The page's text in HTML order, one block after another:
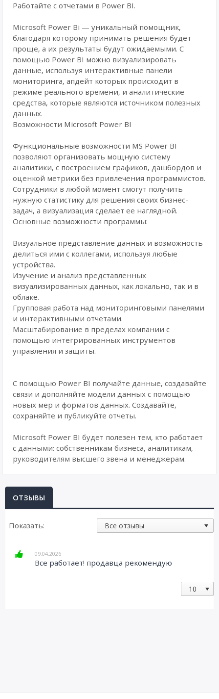
Работайте с отчетами в Power BI.
Microsoft Power Bi — уникальный помощник,
благодаря которому принимать решения будет
проще, а их результаты будут ожидаемыми. С
помощью Power BI можно визуализировать
данные, используя интерактивные панели
мониторинга, апдейт которых происходит в
режиме реального времени, и аналитические
средства, которые являются источником полезных
данных.
Возможности Microsoft Power BI
Функциональные возможности MS Power BI
позволяют организовать мощную систему
аналитики, с построением графиков, дашбордов и
оценкой метрики без привлечения программистов.
Сотрудники в любой момент смогут получить
нужную статистику для решения своих бизнес-
задач, а визуализация сделает ее наглядной.
Основные возможности программы:
Визуальное представление данных и возможность
делиться ими с коллегами, используя любые
устройства.
Изучение и анализ представленных
визуализированных данных, как локально, так и в
облаке.
Групповая работа над мониторинговыми панелями
и интерактивными отчетами.
Масштабирование в пределах компании с
помощью интегрированных инструментов
управления и защиты.
С помощью Power BI получайте данные, создавайте
связи и дополняйте модели данных с помощью
новых мер и форматов данных. Создавайте,
сохраняйте и публикуйте отчеты.
Microsoft Power BI будет полезен тем, кто работает
с данными: собственникам бизнеса, аналитикам,
руководителям высшего звена и менеджерам.
ОТЗЫВЫ
Показать:
09.04.2026
Все работает! продавца рекомендую